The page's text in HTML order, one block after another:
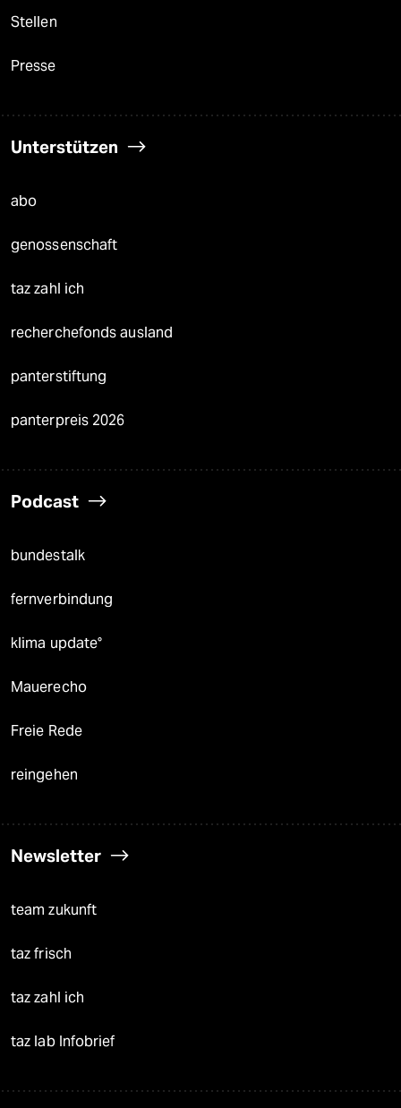
Stellen
Presse
Unterstützen
abo
genossenschaft
taz zahl ich
recherchefonds ausland
panterstiftung
panterpreis 2026
Podcast
bundestalk
fernverbindung
klima update°
Mauerecho
Freie Rede
reingehen
Newsletter
team zukunft
taz frisch
taz zahl ich
taz lab Infobrief